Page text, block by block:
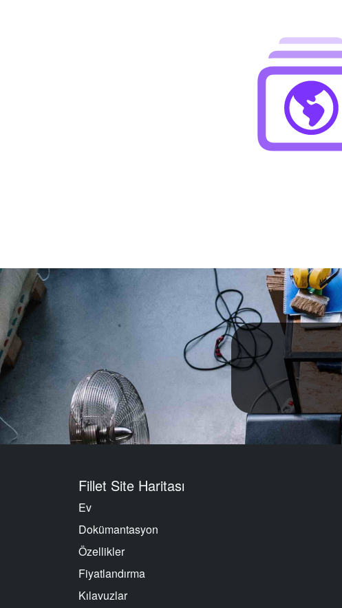
Fillet Site Haritası
Ev
Dokümantasyon
Özellikler
Fiyatlandırma
Kılavuzlar